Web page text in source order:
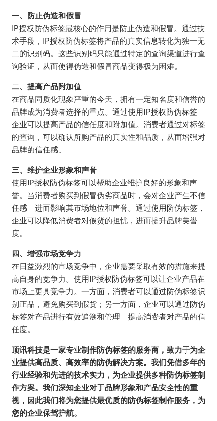
一、防止伪造和假冒
IP授权防伪标签最核心的作用是防止伪造和假冒。通过技
术手段，IP授权防伪标签将产品的真实信息转化为独一无
二的识别码。这些识别码只能通过特定的查询渠道进行查
询验证，从而使得伪造和假冒商品变得极为困难。
二、提高产品附加值
在商品同质化现象严重的今天，拥有一定知名度和信誉的
品牌成为消费者选择的重点。通过使用IP授权防伪标签，
企业可以提高产品的信任度和附加值。消费者通过对标签
的查询，可以确认所购产品的真实性和品质，从而增强对
品牌的信任感。
三、维护企业形象和声誉
使用IP授权防伪标签可以帮助企业维护良好的形象和声
誉。当消费者购买到假冒伪劣商品时，会对企业产生不信
任感，进而影响其市场地位和声誉。通过使用防伪标签，
企业可以降低消费者对假货的担忧，进而提升品牌美誉
度。
四、增强市场竞争力
在日益激烈的市场竞争中，企业需要采取有效的措施来提
高自身的竞争力。使用IP授权防伪标签可以让企业产品在
市场上更具竞争力。一方面，消费者可以通过防伪标签识
别正品，避免购买到假货；另一方面，企业可以通过防伪
标签对产品进行有效追溯和管理，提高消费者对产品的信
任度。
顶讯科技是一家专业制作防伪标签的服务商，致力于为企
业提供高品质、高效率的防伪解决方案。我们凭借多年的
行业经验和先进的技术实力，为企业提供多种防伪标签制
作方案。我们深知企业对于品牌形象和产品安全性的重
视，因此我们将为您提供最优质的防伪标签制作服务，为
您的企业保驾护航。